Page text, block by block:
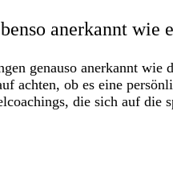
anerkannt wie
genauso anerkannt wie
achten, ob es eine
die sich auf die